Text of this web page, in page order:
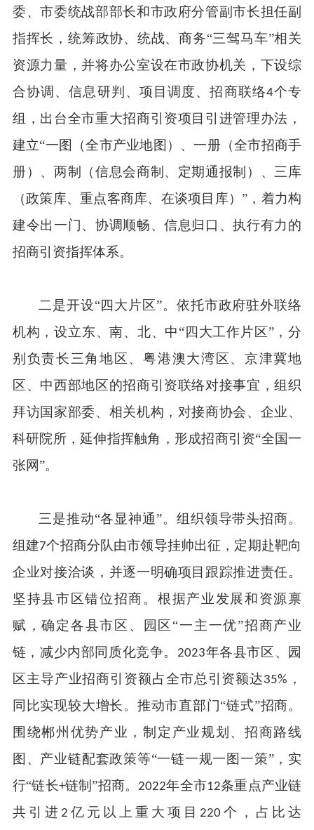
委、市委统战部部长和市政府分管副市长担任副
指挥长，统筹政协、统战、商务“三驾马车”相关
资源力量，并将办公室设在市政协机关，下设综
合协调、信息研判、项目调度、招商联络4个专
组，出台全市重大招商引资项目引进管理办法，
建立“一图（全市产业地图）、一册（全市招商手
册）、两制（信息会商制、定期通报制）、三库
（政策库、重点客商库、在谈项目库）”，着力构
建令出一门、协调顺畅、信息归口、执行有力的
招商引资指挥体系。
二是开设“四大片区”。依托市政府驻外联络
机构，设立东、南、北、中“四大工作片区”，分
别负责长三角地区、粤港澳大湾区、京津冀地
区、中西部地区的招商引资联络对接事宜，组织
拜访国家部委、相关机构，对接商协会、企业、
科研院所，延伸指挥触角，形成招商引资“全国一
张网”。
三是推动“各显神通”。组织领导带头招商。
组建7个招商分队由市领导挂帅出征，定期赴靶向
企业对接洽谈，并逐一明确项目跟踪推进责任。
坚持县市区错位招商。根据产业发展和资源禀
赋，确定各县市区、园区“一主一优”招商产业
链，减少内部同质化竞争。 2023年各县市区、园
区主导产业招商引资额占全市总引资额达35% ，
同比实现较大增长。推动市直部门“链式”招商。
围绕郴州优势产业，制定产业规划、招商路线
图、产业链配套政策等“一链一规一图一策”，实
行“链长+链制”招商。 2022年全市12条重点产业链
共引进 2 亿元以上重大项目 220 个，占比达